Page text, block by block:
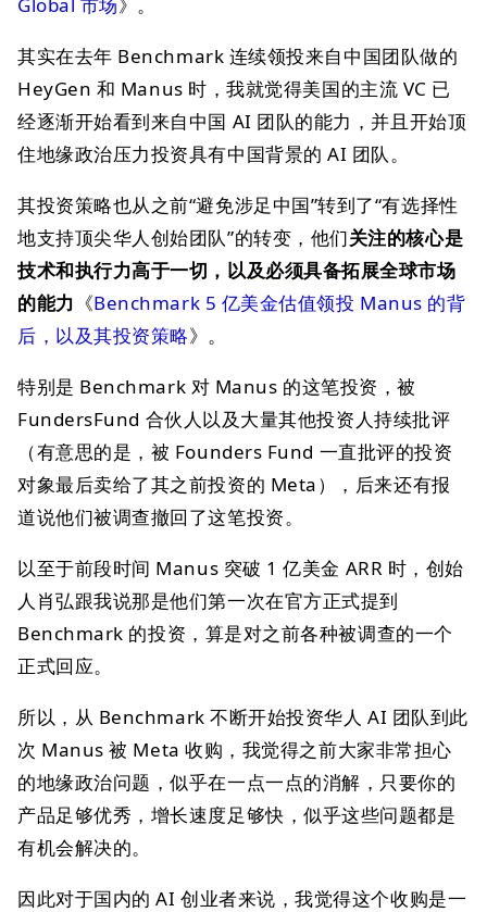
其实在去年 Benchmark 连续领投来自中国团队做的
HeyGen 和 Manus 时，我就觉得美国的主流 VC 已
经逐渐开始看到来自中国 AI 团队的能力，并且开始顶
住地缘政治压力投资具有中国背景的 AI 团队。
其投资策略也从之前“避免涉足中国”转到了“有选择性
地支持顶尖华人创始团队”的转变，他们关注的核心是
技术和执行力高于一切，以及必须具备拓展全球市场
的能力 《Benchmark 5 亿美金估值领投 Manus 的背
后，以及其投资策略》。
特别是 Benchmark 对 Manus 的这笔投资，被
FundersFund 合伙人以及大量其他投资人持续批评
（有意思的是，被 Founders Fund 一直批评的投资
对象最后卖给了其之前投资的 Meta），后来还有报
道说他们被调查撤回了这笔投资。
以至于前段时间 Manus 突破 1 亿美金 ARR 时，创始
人肖弘跟我说那是他们第一次在官方正式提到
Benchmark 的投资，算是对之前各种被调查的一个
正式回应。
所以，从 Benchmark 不断开始投资华人 AI 团队到此
次 Manus 被 Meta 收购，我觉得之前大家非常担心
的地缘政治问题，似乎在一点一点的消解，只要你的
产品足够优秀，增长速度足够快，似乎这些问题都是
有机会解决的。
因此对于国内的 AI 创业者来说，我觉得这个收购是一